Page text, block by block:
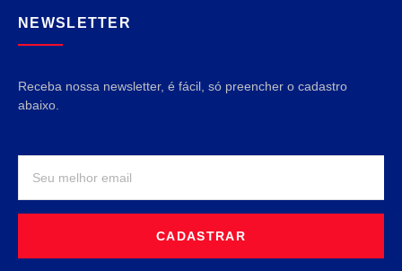
NEWSLETTER
Receba nossa newsletter, é fácil, só preencher o cadastro
abaixo.
CADASTRAR